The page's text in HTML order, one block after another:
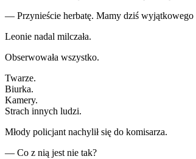
— Przynieście herbatę. Mamy dziś wyjątkowego
Leonie nadal milczała.
Obserwowała wszystko.
Twarze.
Biurka.
Kamery.
Strach innych ludzi.
Młody policjant nachylił się do komisarza.
— Co z nią jest nie tak?